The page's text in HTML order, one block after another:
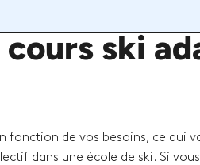
ski
fonction de vos besoins, ce qui
dans une école de ski. Si